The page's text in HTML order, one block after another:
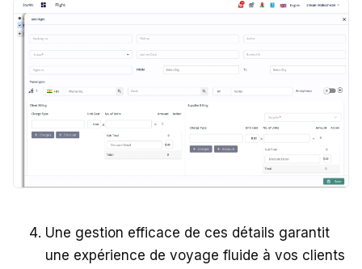
Une gestion efficace de ces détails garantit
une expérience de voyage fluide à vos clients